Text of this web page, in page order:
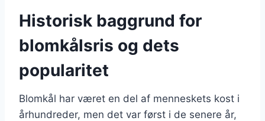
Historisk baggrund for
blomkålsris og dets
popularitet
Blomkål har været en del af menneskets kost i
århundreder, men det var først i de senere år,